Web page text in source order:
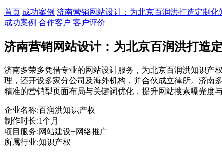
首页 成功案例 济南营销网站设计：为北京百润洪打造定制化
成功案例 合作客户 客户评价
济南营销网站设计：为北京百润洪打造
济南多荣多凭借专业的网站设计服务，为北京百润洪知识产
理，还开设多家分公司及海外机构，并合伙成立律所。济南
精准的营销型页面布局与关键词优化，提升网站搜索曝光度
企业名称:百润洪知识产权
制作时长:1个月
项目服务:网站建设+网络推广
所属行业:知识产权